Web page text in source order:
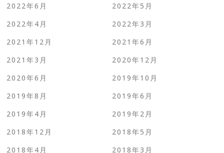
2022年6月
2022年5月
2022年4月
2022年3月
2021年12月
2021年6月
2021年3月
2020年12月
2020年6月
2019年10月
2019年8月
2019年6月
2019年4月
2019年2月
2018年12月
2018年5月
2018年4月
2018年3月